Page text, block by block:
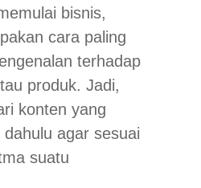
bisnis,
cara paling
terhadap
produk. Jadi,
konten yang
agar sesuai
suatu